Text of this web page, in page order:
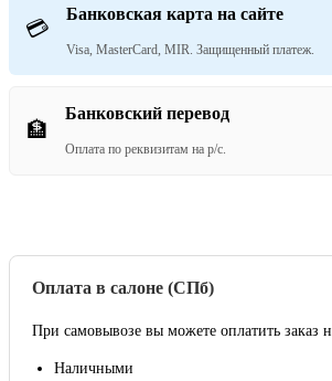
💳
Банковская карта на сайте
Visa, MasterCard, MIR. Защищенный платеж.
🏦
Банковский перевод
Оплата по реквизитам на р/с.
Оплата в салоне (СПб)
При самовывозе вы можете оплатить заказ
Наличными